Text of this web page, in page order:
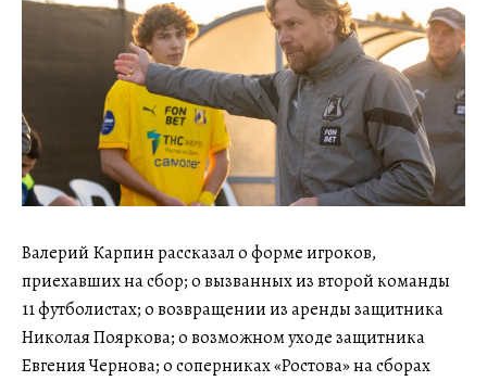
Валерий Карпин рассказал о форме игроков,
приехавших на сбор; о вызванных из второй команды
11 футболистах; о возвращении из аренды защитника
Николая Пояркова; о возможном уходе защитника
Евгения Чернова; о соперниках «Ростова» на сборах